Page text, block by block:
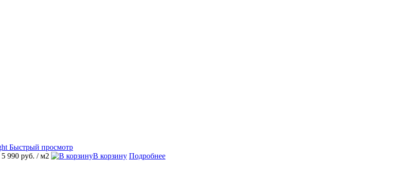
Быстрый просмотр
5 990 руб. / м2 В корзину Подробнее